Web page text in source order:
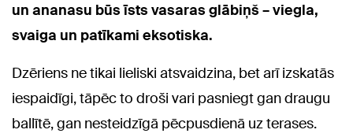
un ananasu būs īsts vasaras glābiņš – viegla,
svaiga un patīkami eksotiska.
Dzēriens ne tikai lieliski atsvaidzina, bet arī izskatās
iespaidīgi, tāpēc to droši vari pasniegt gan draugu
ballītē, gan nesteidzīgā pēcpusdienā uz terases.